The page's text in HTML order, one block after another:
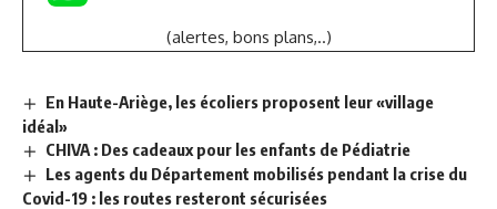
(alertes, bons plans,..)
En Haute-Ariège, les écoliers proposent leur «village
idéal»
CHIVA : Des cadeaux pour les enfants de Pédiatrie
Les agents du Département mobilisés pendant la crise du
Covid-19 : les routes resteront sécurisées